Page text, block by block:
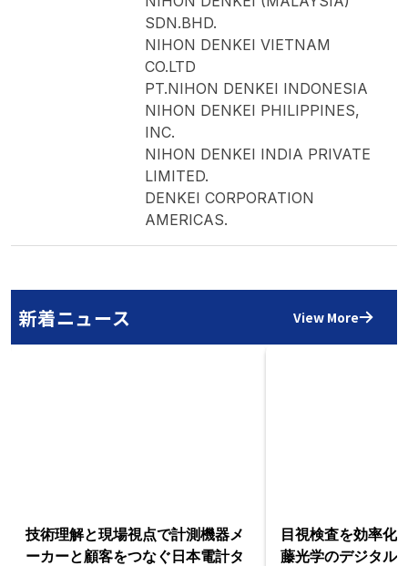
SDN.BHD.
NIHON DENKEI VIETNAM
CO.LTD
PT.NIHON DENKEI INDONESIA
NIHON DENKEI PHILIPPINES,
INC.
NIHON DENKEI INDIA PRIVATE
LIMITED.
DENKEI CORPORATION
AMERICAS.
新着ニュース View More
技術理解と現場視点で計測機器メ
ーカーと顧客をつなぐ日本電計タ
目視検査を効率化
藤光学のデジタル